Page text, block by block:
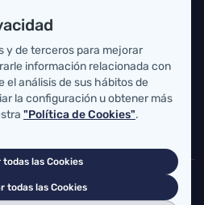
39011 Santander, Cantabria
en las redes sociales.
y de terceros para mejorar
información relacionada con
el análisis de sus hábitos de
la configuración u obtener más
"Política de Cookies".
las Cookies
todas las Cookies